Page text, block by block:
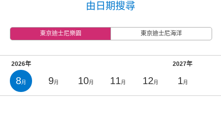
由日期搜尋
東京迪士尼樂園 東京迪士尼海洋
2026年
8月 9月 10月 11月 12月
2027年
1月